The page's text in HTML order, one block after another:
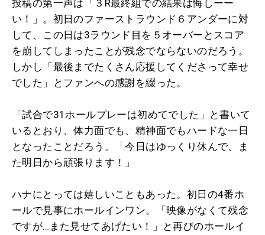
投稿の第一声は「３R最終組での結果は悔しーー
い！」。初日のファーストラウンド６アンダーに対
して、この日は3ラウンド目を５オーバーとスコア
を崩してしまったことが残念でならないのだろう。
しかし「最後までたくさん応援してくださって幸せ
でした」とファンへの感謝を綴った。
「試合で31ホールプレーは初めてでした」と書いて
いるとおり、体力面でも、精神面でもハードな一日
となったことだろう。「今日はゆっくり休んで、ま
た明日から頑張ります！」
ハナにとっては嬉しいこともあった。初日の4番ホ
ールで見事にホールインワン。「映像がなくて残念
ですが…また見せてあげたい！」と再びのホールイ